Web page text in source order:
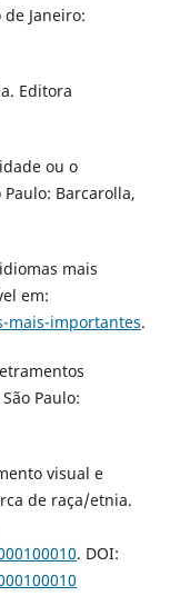
Janeiro:
Editora
ou o
Barcarolla,
mais
em:
mais-importantes.
Paulo:
visual e
de raça/etnia.
. DOI: